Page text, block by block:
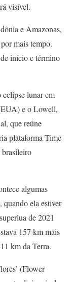
visível.
e Amazonas,
mais tempo.
início e término
lunar em
e o Lowell,
que reúne
plataforma Time
brasileiro
algumas
quando ela estiver
de 2021
157 km mais
km da Terra.
(Flower